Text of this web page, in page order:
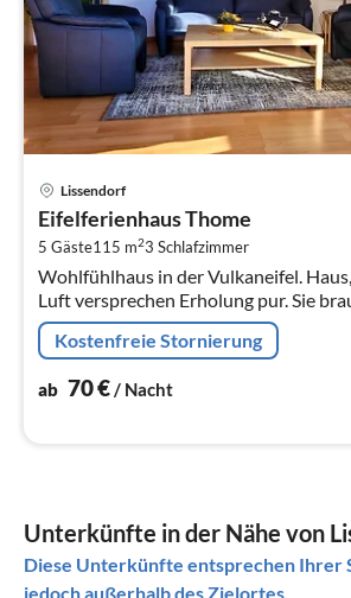
Lissendorf
Eifelferienhaus Thome
5 Gäste115 m23 Schlafzimmer
Wohlfühlhaus in der Vulkaneifel.
Luft versprechen Erholung pur. Sie brauchen eine
Auszeit von Ihrem Zuhause, flüchten
die Anonymität eines H...
Kostenfreie Stornierung
ab 70€/ Nacht
Unterkünfte in der Nähe von
Diese Unterkünfte entsprechen Ihrer
jedoch außerhalb des Zielortes.